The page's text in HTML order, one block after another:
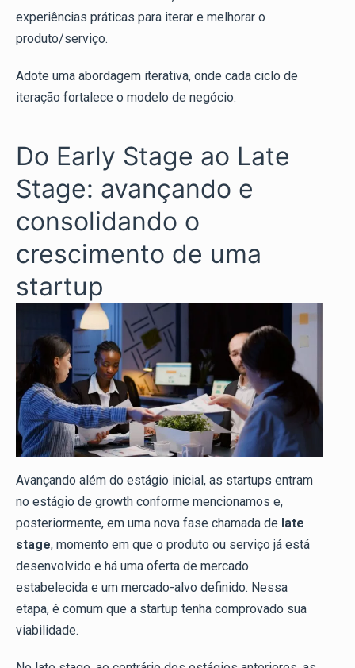
experiências práticas para iterar e melhorar o
produto/serviço.
Adote uma abordagem iterativa, onde cada ciclo de
iteração fortalece o modelo de negócio.
Do Early Stage ao Late
Stage: avançando e
consolidando o
crescimento de uma
startup
Avançando além do estágio inicial, as startups entram
no estágio de growth conforme mencionamos e,
posteriormente, em uma nova fase chamada de late
stage, momento em que o produto ou serviço já está
desenvolvido e há uma oferta de mercado
estabelecida e um mercado-alvo definido. Nessa
etapa, é comum que a startup tenha comprovado sua
viabilidade.